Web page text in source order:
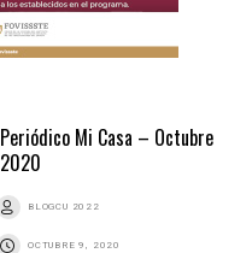
Periódico Mi Casa – Octubre
2020
BLOGCU 2022
OCTUBRE 9, 2020